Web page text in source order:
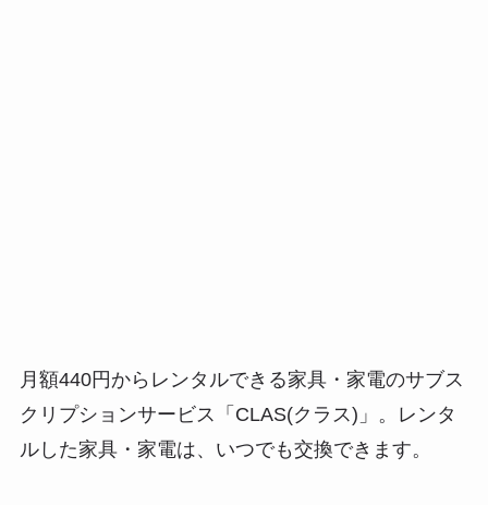
月額440円からレンタルできる家具・家電のサブス
クリプションサービス「CLAS(クラス)」。レンタ
ルした家具・家電は、いつでも交換できます。